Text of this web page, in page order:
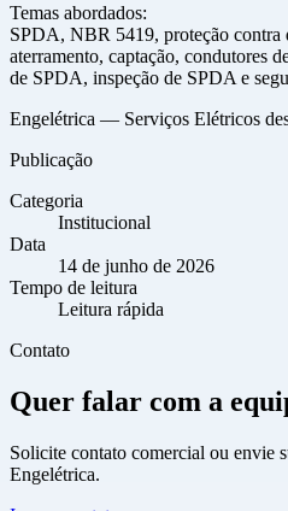
Temas abordados:
SPDA, NBR 5419, proteção contra
aterramento, captação, condutores
de SPDA, inspeção de SPDA e
Engelétrica — Serviços Elétricos
Publicação
Categoria
Institucional
Data
14 de junho de 2026
Tempo de leitura
Leitura rápida
Contato
Quer falar com a
Solicite contato comercial ou envie
Engelétrica.